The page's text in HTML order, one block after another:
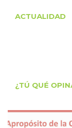
ACTUALIDAD
¿TÚ QUÉ